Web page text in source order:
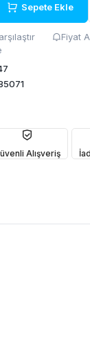
Sepete Ekle
Fiyat
Alışveriş